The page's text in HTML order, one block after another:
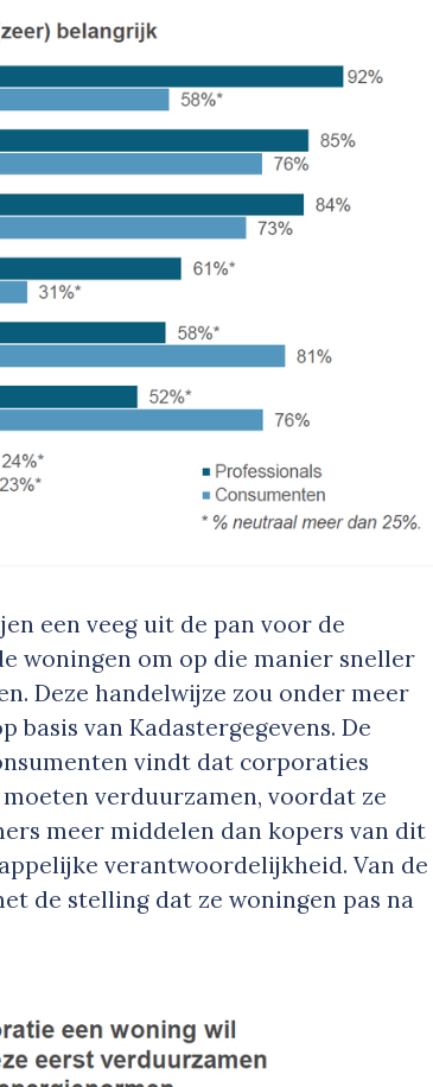
een veeg uit de pan voor de
woningen om op die manier sneller
Deze handelwijze zou onder meer
basis van Kadastergegevens. De
vindt dat corporaties
verduurzamen, voordat ze
meer middelen dan kopers van dit
verantwoordelijkheid. Van de
de stelling dat ze woningen pas na